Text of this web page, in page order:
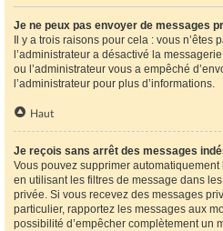
Je ne peux pas envoyer de messages
Il y a trois raisons pour cela : vous n’êtes
l’administrateur a désactivé la
ou l’administrateur vous a empêché
l’administrateur pour plus d’informations.
Haut
Je reçois sans arrêt des messages
Vous pouvez supprimer
en utilisant les filtres de message dans
privée. Si vous recevez des messages
particulier, rapportez les messages aux
possibilité d’empêcher complètement un